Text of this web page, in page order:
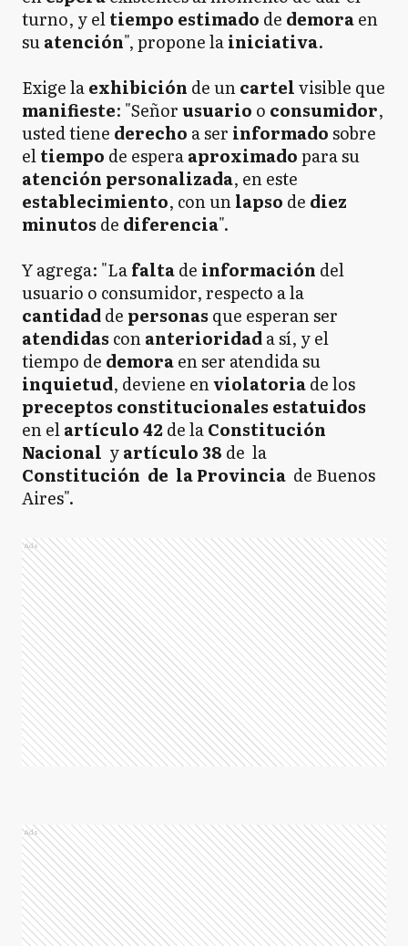
turno, y eltiempo estimado de demoraen
suatención", propone lainiciativa.
Exige laexhibición de uncartelvisible que
manifieste: "Señorusuario o consumidor,
usted tiene derecho a ser informadosobre
eltiempo de esperaaproximadopara su
atención personalizada, en este
establecimiento, con unlapso de diez
minutos de diferencia".
Y agrega: "Lafaltade información del
usuario o consumidor, respecto a la
cantidadde personas que esperan ser
atendidas conanterioridada sí, y el
tiempo de demoraen ser atendida su
inquietud, deviene enviolatoriade los
preceptos constitucionales estatuidos
en elartículo 42de laConstitución
Nacional yartículo 38 de la
Constitución de la Provincia de Buenos
Aires".
Ads
Ads